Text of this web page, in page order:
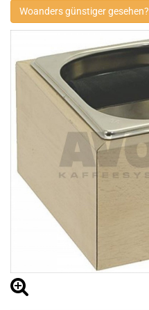
Woanders günstiger gesehen?